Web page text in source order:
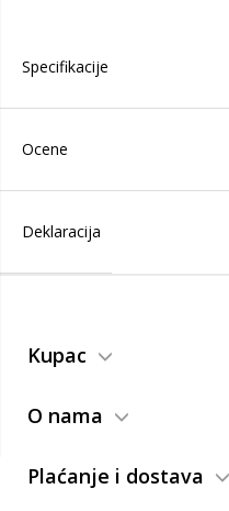
Specifikacije
Ocene
Deklaracija
Kupac
O nama
Plaćanje i dostava